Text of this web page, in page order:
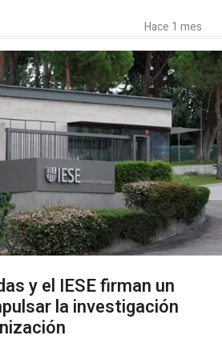
Hace 1 mes
y el IESE firman un
la investigación